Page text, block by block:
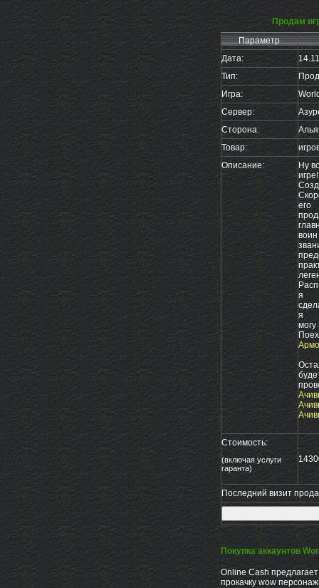
Продам
Параметр
Дата:
Тип:
Игра:
Сервер:
Сторона:
Товар:
Описание:
Ну
игре!
его
я
я
могу
Стоимость:
(включая услуги
гаранта)
Последний визит
Покупка аккаунтов
Online Cash
прокачку wow